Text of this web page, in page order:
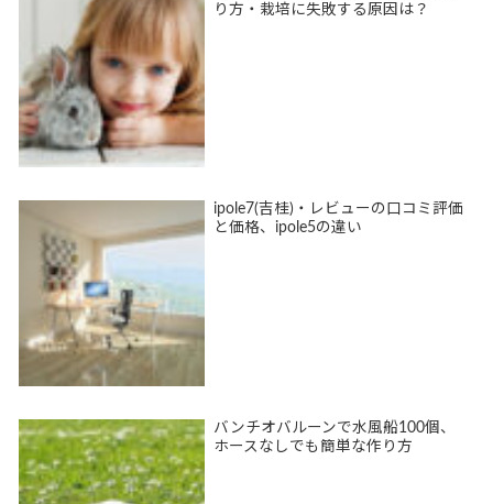
り方・栽培に失敗する原因は？
ipole7(吉桂)・レビューの口コミ評価
と価格、ipole5の違い
バンチオバルーンで水風船100個、
ホースなしでも簡単な作り方